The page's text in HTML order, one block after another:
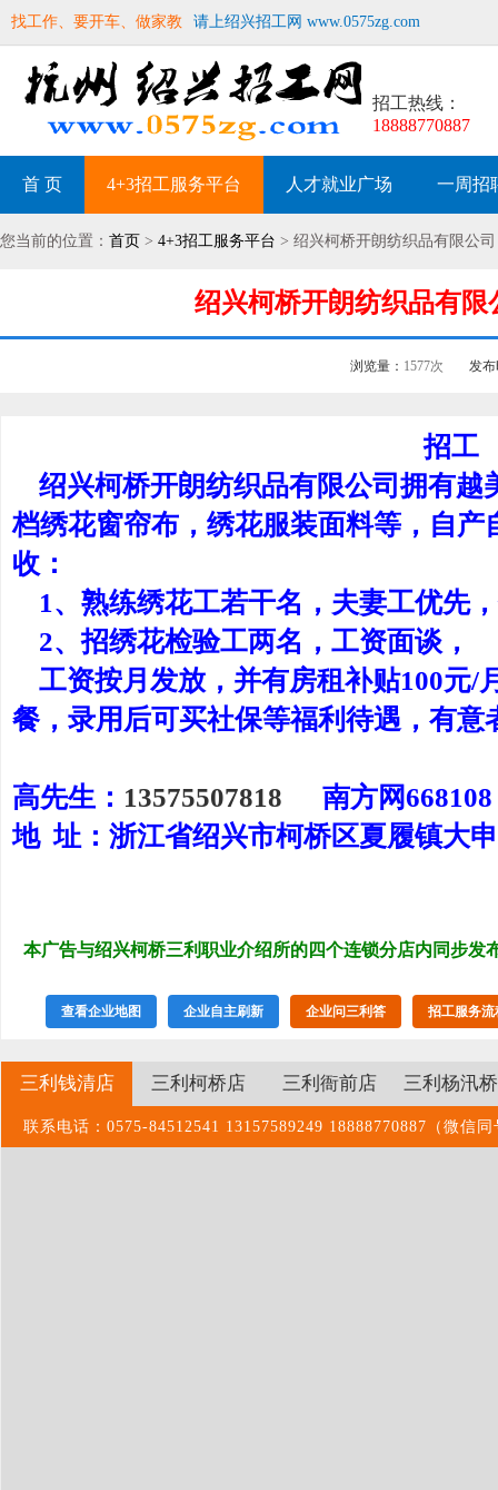
找工作、要开车、做家教 请上绍兴招工网 www.0575zg.com
招工热线：
18888770887
首 页 4+3招工服务平台 人才就业广场 一周招
您当前的位置： 首页 > 4+3招工服务平台 > 绍兴柯桥开朗纺织品有限公
绍兴柯桥开朗纺织品有
浏览量： 1577次 发
招工
绍兴柯桥开朗纺织品有限公司拥有越
档绣花窗帘布，绣花服装面料等，自
收：
1、熟练绣花工若干名，夫妻工优先
2、招绣花检验工两名，工资面谈，
工资按月发放，并有房租补贴100元/
餐，录用后可买社保等福利待遇，有意
高先生： 13575507818
南方网668108
地 址：浙江省绍兴市柯桥区夏履镇大
本广告与绍兴柯桥三利职业介绍所的四个连锁分店内同步发
查看企业地图 企业自主刷新 企业问三利答 招工服务流
三利钱清店 三利柯桥店 三利衙前店 三利杨汛
联系电话：0575-84512541 13157589249 18888770887（微信